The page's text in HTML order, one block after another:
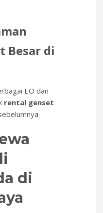
Besar di
EO dan
rental genset
di